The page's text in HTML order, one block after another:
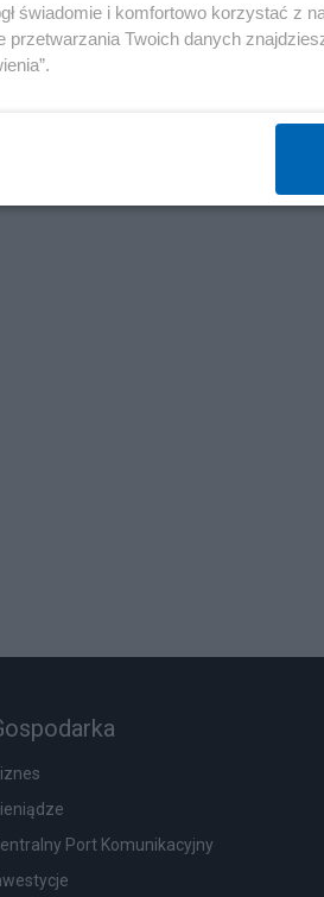
Port Komunikacyjny
świadomie i komfortowo korzystać z
przetwarzania Twoich danych